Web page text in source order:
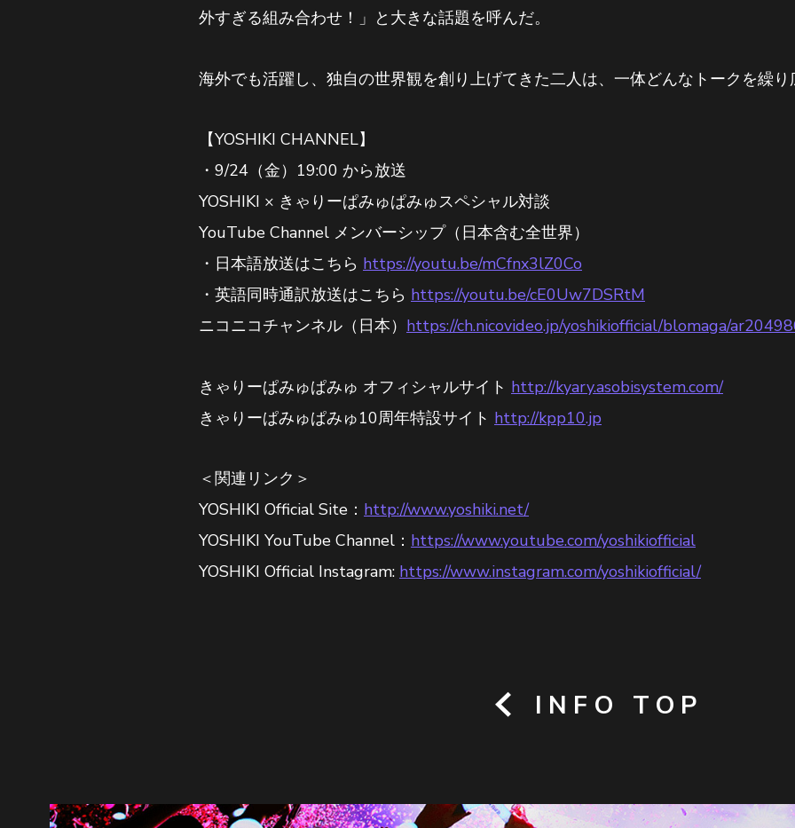
外すぎる組み合わせ！」と大きな話題を呼んだ。
海外でも活躍し、独自の世界観を創り上げてきた二人は、一体どんなトークを繰
【YOSHIKI CHANNEL】
・9/24（金）19:00 から放送
YOSHIKI × きゃりーぱみゅぱみゅスペシャル対談
YouTube Channel メンバーシップ（日本含む全世界）
・日本語放送はこちら https://youtu.be/mCfnx3lZ0Co
・英語同時通訳放送はこちら https://youtu.be/cE0Uw7DSRtM
ニコニコチャンネル（日本） https://ch.nicovideo.jp/yoshikiofficial/blomaga/
きゃりーぱみゅぱみゅ オフィシャルサイト http://kyary.asobisystem.com/
きゃりーぱみゅぱみゅ10周年特設サイト http://kpp10.jp
＜関連リンク＞
YOSHIKI Official Site： http://www.yoshiki.net/
YOSHIKI YouTube Channel： https://www.youtube.com/yoshikiofficial
YOSHIKI Official Instagram: https://www.instagram.com/yoshikiofficial/
INFO TOP